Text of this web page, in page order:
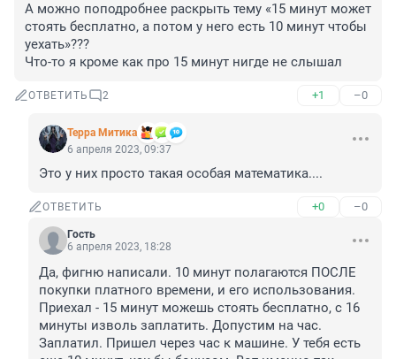
А можно поподробнее раскрыть тему «15 минут может
стоять бесплатно, а потом у него есть 10 минут чтобы
уехать»???
Что-то я кроме как про 15 минут нигде не слышал
ОТВЕТИТЬ 2 +1 –0
Терра Митика
6 апреля 2023, 09:37
Это у них просто такая особая математика....
ОТВЕТИТЬ +0 –0
Гость
6 апреля 2023, 18:28
Да, фигню написали. 10 минут полагаются ПОСЛЕ
покупки платного времени, и его использования.
Приехал - 15 минут можешь стоять бесплатно, с 16
минуты изволь заплатить. Допустим на час.
Заплатил. Пришел через час к машине. У тебя есть